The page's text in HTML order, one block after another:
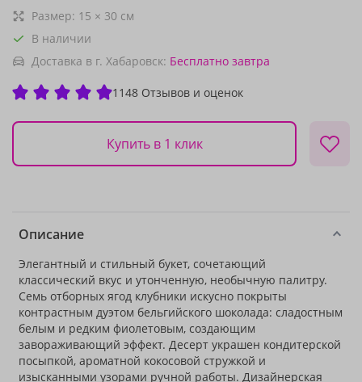
Размер: 15 × 30 см
В наличии
Доставка в г. Хабаровск: Бесплатно завтра
1148 Отзывов и оценок
Купить в 1 клик
Описание
Элегантный и стильный букет, сочетающий
классический вкус и утонченную, необычную палитру.
Семь отборных ягод клубники искусно покрыты
контрастным дуэтом бельгийского шоколада: сладостным
белым и редким фиолетовым, создающим
завораживающий эффект. Десерт украшен кондитерской
посыпкой, ароматной кокосовой стружкой и
изысканными узорами ручной работы. Дизайнерская